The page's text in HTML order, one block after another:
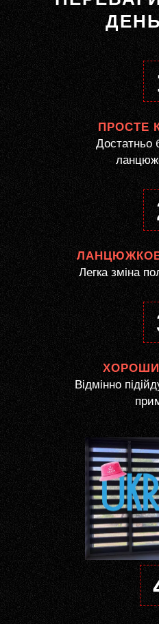
ПРОСТЕ
Достатньо
Легка зміна
Відмінно